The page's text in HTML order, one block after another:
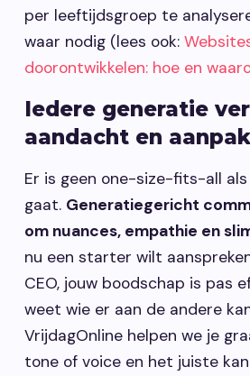
per leeftijdsgroep te
waar nodig (lees ook:
doorontwikkelen: hoe en
Iedere generatie
aandacht en aanpak
Er is geen one-size-fits-all
gaat. Generatiegericht
om nuances, empathie en
nu een starter wilt
CEO, jouw boodschap is pas
weet wie er aan de andere
VrijdagOnline helpen we je
tone of voice en het juiste